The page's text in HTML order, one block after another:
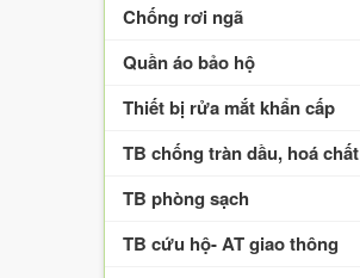
Chống rơi ngã
Quần áo bảo hộ
Thiết bị rửa mắt khẩn cấp
TB chống tràn dầu, hoá chất
TB phòng sạch
TB cứu hộ- AT giao thông